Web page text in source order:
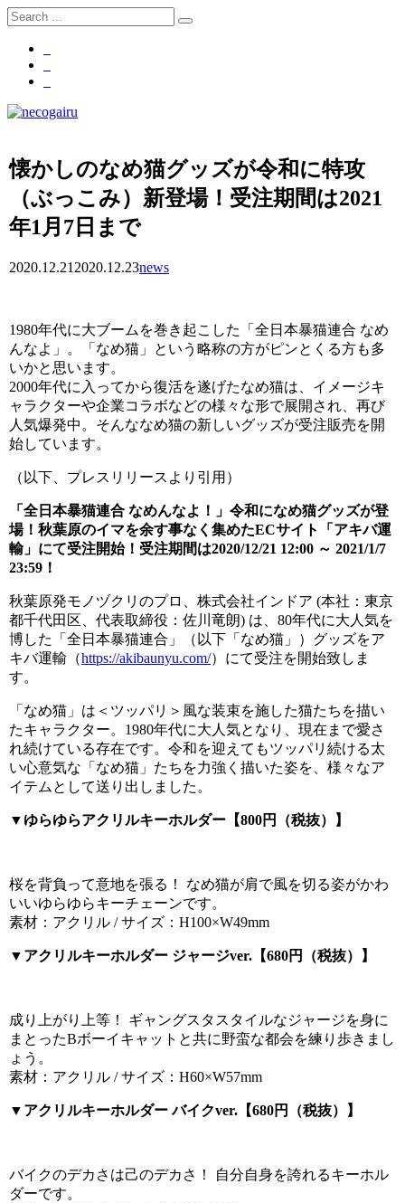
懐かしのなめ猫グッズが令和に特攻
（ぶっこみ）新登場！受注期間は2021
年1月7日まで
2020.12.21 2020.12.23news
1980年代に大ブームを巻き起こした「全日本暴猫連合 なめ
んなよ」。「なめ猫」という略称の方がピンとくる方も多
いかと思います。
2000年代に入ってから復活を遂げたなめ猫は、イメージキ
ャラクターや企業コラボなどの様々な形で展開され、再び
人気爆発中。そんななめ猫の新しいグッズが受注販売を開
始しています。
（以下、プレスリリースより引用）
「全日本暴猫連合 なめんなよ！」令和になめ猫グッズが登
場！秋葉原のイマを余す事なく集めたECサイト「アキバ運
輸」にて受注開始！受注期間は2020/12/21 12:00 ～ 2021/1/7
23:59！
秋葉原発モノヅクリのプロ、株式会社インドア (本社：東京
都千代田区、代表取締役：佐川竜朗) は、80年代に大人気を
博した「全日本暴猫連合」（以下「なめ猫」）グッズをア
キバ運輸（https://akibaunyu.com/）にて受注を開始致しま
す。
「なめ猫」は＜ツッパリ＞風な装束を施した猫たちを描い
たキャラクター。1980年代に大人気となり、現在まで愛さ
れ続けている存在です。令和を迎えてもツッパリ続ける太
い心意気な「なめ猫」たちを力強く描いた姿を、様々なア
イテムとして送り出しました。
▼ゆらゆらアクリルキーホルダー【800円（税抜）】
桜を背負って意地を張る！ なめ猫が肩で風を切る姿がかわ
いいゆらゆらキーチェーンです。
素材：アクリル / サイズ：H100×W49mm
▼アクリルキーホルダー ジャージver.【680円（税抜）】
成り上がり上等！ ギャングスタスタイルなジャージを身に
まとったBボーイキャットと共に野蛮な都会を練り歩きまし
ょう。
素材：アクリル / サイズ：H60×W57mm
▼アクリルキーホルダー バイクver.【680円（税抜）】
バイクのデカさは己のデカさ！ 自分自身を誇れるキーホル
ダーです。